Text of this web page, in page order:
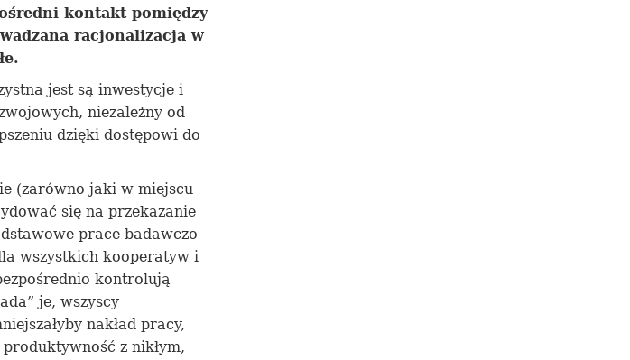
kontakt pomiędzy
racjonalizacja w
jest są inwestycje i
niezależny od
dzięki dostępowi do
(zarówno jaki w miejscu
się na przekazanie
prace badawczo-
wszystkich kooperatyw i
kontrolują
je, wszyscy
nakład pracy,
z nikłym,